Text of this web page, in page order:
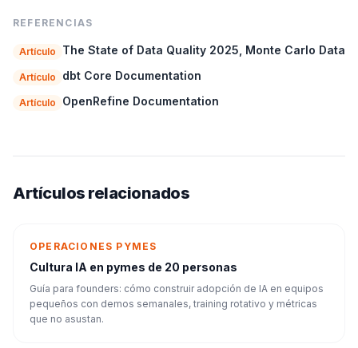
REFERENCIAS
Artículo The State of Data Quality 2025, Monte Carlo Data
Artículo dbt Core Documentation
Artículo OpenRefine Documentation
Artículos relacionados
OPERACIONES PYMES
Cultura IA en pymes de 20 personas
Guía para founders: cómo construir adopción de IA en equipos
pequeños con demos semanales, training rotativo y métricas
que no asustan.